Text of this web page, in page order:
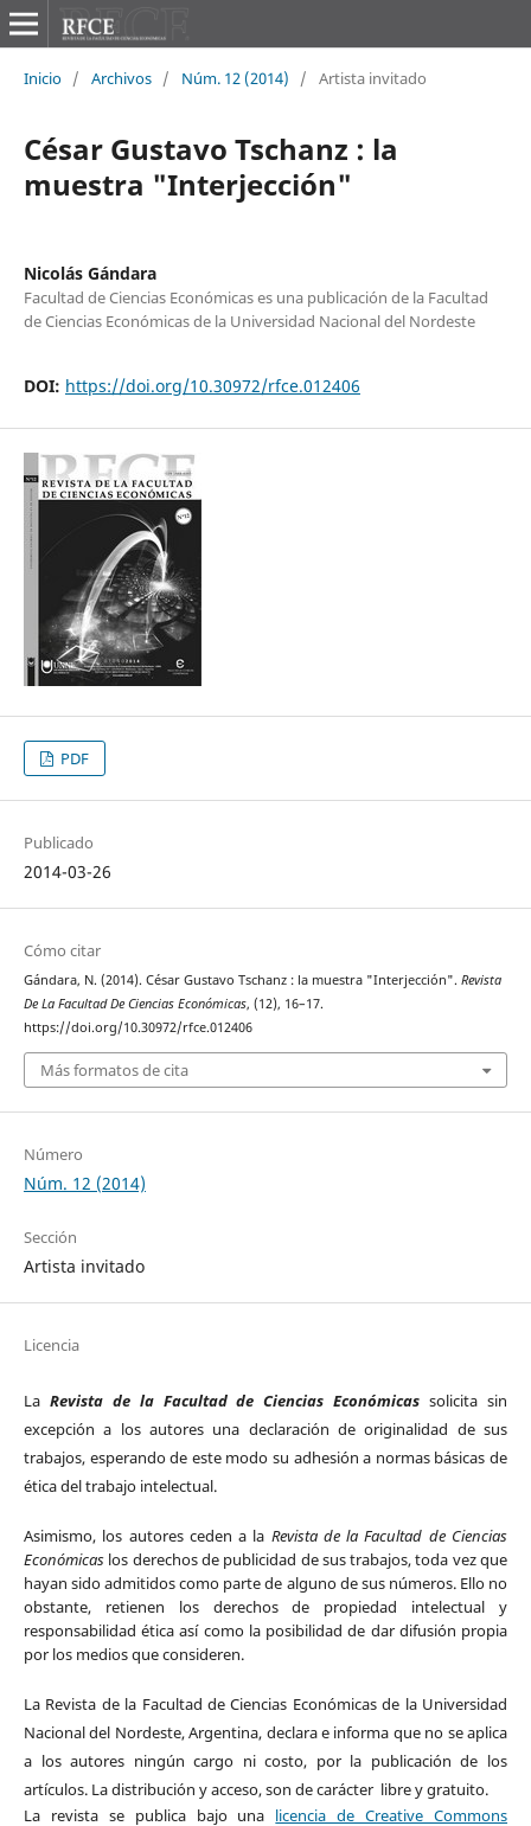
Inicio / Archivos / Núm. 12 (2014) / Artista invitado
César Gustavo Tschanz : la
muestra "Interjección"
Nicolás Gándara
Facultad de Ciencias Económicas es una publicación de la Facultad
de Ciencias Económicas de la Universidad Nacional del Nordeste
DOI: https://doi.org/10.30972/rfce.012406
PDF
Publicado
2014-03-26
Cómo citar
Gándara, N. (2014). César Gustavo Tschanz : la muestra "Interjección". Revista
De La Facultad De Ciencias Económicas, (12), 16–17.
https://doi.org/10.30972/rfce.012406
Más formatos de cita
Número
Núm. 12 (2014)
Sección
Artista invitado
Licencia
La Revista de la Facultad de Ciencias Económicas solicita sin
excepción a los autores una declaración de originalidad de sus
trabajos, esperando de este modo su adhesión a normas básicas de
ética del trabajo intelectual.
Asimismo, los autores ceden a la Revista de la Facultad de Ciencias
Económicaslos derechos de publicidad de sus trabajos, toda vez que
hayan sido admitidos como parte de alguno de sus números. Ello no
obstante, retienen los derechos de propiedad intelectual y
responsabilidad ética así como la posibilidad de dar difusión propia
por los medios que consideren.
La Revista de la Facultad de Ciencias Económicas de la Universidad
Nacional del Nordeste, Argentina, declara e informa que no se aplica
a los autores ningún cargo ni costo, por la publicación de los
artículos. La distribución y acceso, son de carácter libre y gratuito.
La revista se publica bajo una licencia de Creative Commons